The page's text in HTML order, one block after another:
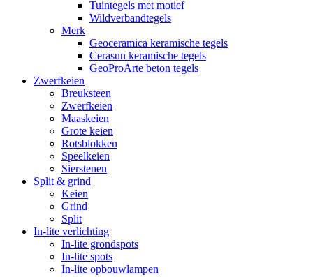
Tuintegels met motief
Wildverbandtegels
Merk
Geoceramica keramische tegels
Cerasun keramische tegels
GeoProArte beton tegels
Zwerfkeien
Breuksteen
Zwerfkeien
Maaskeien
Grote keien
Rotsblokken
Speelkeien
Sierstenen
Split & grind
Keien
Grind
Split
In-lite verlichting
In-lite grondspots
In-lite spots
In-lite opbouwlampen